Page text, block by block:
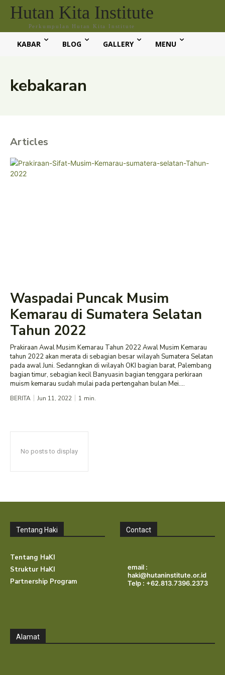
Hutan Kita Institute
Perkumpulan Hutan Kita Institute
KABAR BLOG GALLERY MENU
kebakaran
Articles
Waspadai Puncak Musim
Kemarau di Sumatera Selatan
Tahun 2022
Prakiraan Awal Musim Kemarau Tahun 2022 Awal Musim Kemarau
tahun 2022 akan merata di sebagian besar wilayah Sumatera Selatan
pada awal Juni. Sedanngkan di wilayah OKI bagian barat, Palembang
bagian timur, sebagian kecil Banyuasin bagian tenggara perkiraan
muism kemarau sudah mulai pada pertengahan bulan Mei....
BERITA Jun 11, 2022 1 min.
No posts to display
Tentang Haki
Tentang HaKI
Struktur HaKI
Partnership Program
Contact
email :
haki@hutaninstitute.or.id
Telp : +62.813.7396.2373
Alamat